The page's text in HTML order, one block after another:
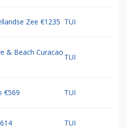
Zee €1235 TUI
& Beach Curacao
TUI
€569 TUI
TUI